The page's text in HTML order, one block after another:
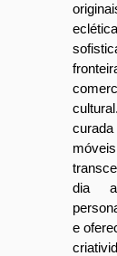
dia
e